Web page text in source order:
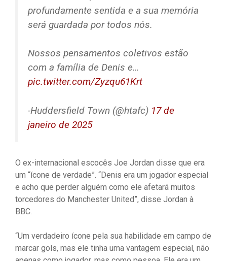
profundamente sentida e a sua memória
será guardada por todos nós.
Nossos pensamentos coletivos estão
com a família de Denis e…
pic.twitter.com/Zyzqu61Krt
-Huddersfield Town (@htafc) 17 de
janeiro de 2025
O ex-internacional escocês Joe Jordan disse que era
um “ícone de verdade”. “Denis era um jogador especial
e acho que perder alguém como ele afetará muitos
torcedores do Manchester United”, disse Jordan à
BBC.
“Um verdadeiro ícone pela sua habilidade em campo de
marcar gols, mas ele tinha uma vantagem especial, não